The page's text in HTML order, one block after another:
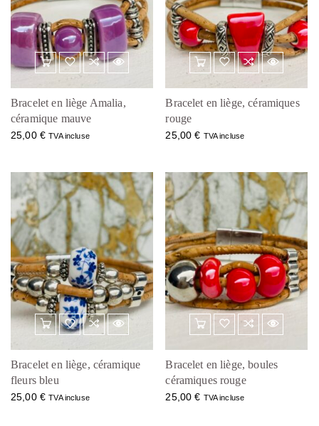
Bracelet en liège Amalia,
céramique mauve
25,00 € TVA incluse
Bracelet en liège, céramiques
rouge
25,00€ TVA incluse
Bracelet en liège, céramique
fleurs bleu
25,00 € TVA incluse
Bracelet en liège, boules
céramiques rouge
25,00€ TVA incluse